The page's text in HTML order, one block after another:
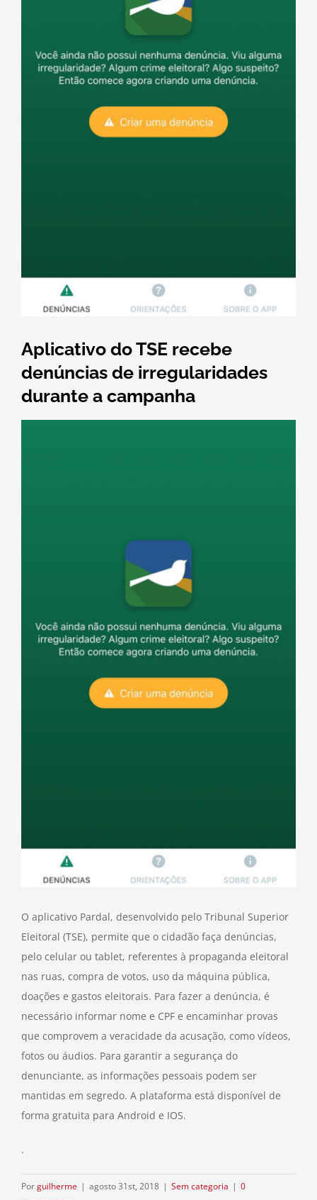
Aplicativo do TSE recebe
denúncias de irregularidades
durante a campanha
O aplicativo Pardal, desenvolvido pelo Tribunal Superior
Eleitoral (TSE), permite que o cidadão faça denúncias,
pelo celular ou tablet, referentes à propaganda eleitoral
nas ruas, compra de votos, uso da máquina pública,
doações e gastos eleitorais. Para fazer a denúncia, é
necessário informar nome e CPF e encaminhar provas
que comprovem a veracidade da acusação, como vídeos,
fotos ou áudios. Para garantir a segurança do
denunciante, as informações pessoais podem ser
mantidas em segredo. A plataforma está disponível de
forma gratuita para Android e IOS.
.
Porguilherme | agosto 31st, 2018 | Sem categoria | 0